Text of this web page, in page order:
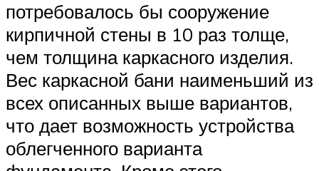
потребовалось бы сооружение
кирпичной стены в 10 раз толще,
чем толщина каркасного изделия.
Вес каркасной бани наименьший из
всех описанных выше вариантов,
что дает возможность устройства
облегченного варианта